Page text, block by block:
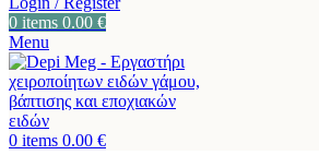
0 items 0.00 €
Menu
0 items 0.00 €